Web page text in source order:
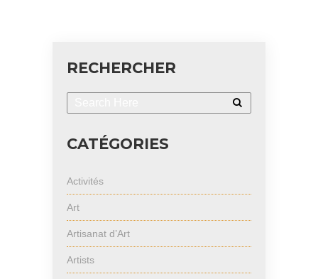
RECHERCHER
CATÉGORIES
Activités
Art
Artisanat d’Art
Artists